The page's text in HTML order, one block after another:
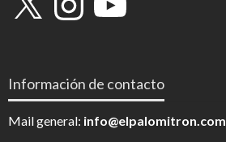
Información de contacto
Mail general: info@elpalomitron.com